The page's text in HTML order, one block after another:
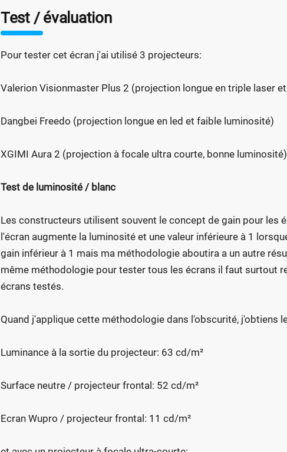
Test / évaluation
Pour tester cet écran j'ai utilisé 3 projecteurs:
Valerion Visionmaster Plus 2 (projection longue en triple laser
Dangbei Freedo (projection longue en led et faible luminosité)
XGIMI Aura 2 (projection à focale ultra courte, bonne luminosité)
Test de luminosité / blanc
Les constructeurs utilisent souvent le concept de gain pour les
l'écran augmente la luminosité et une valeur inférieure à 1
gain inférieur à 1 mais ma méthodologie aboutira a un autre
même méthodologie pour tester tous les écrans il faut surtout
écrans testés.
Quand j'applique cette méthodologie dans l'obscurité, j'obtiens
Luminance à la sortie du projecteur: 63 cd/m²
Surface neutre / projecteur frontal: 52 cd/m²
Ecran Wupro / projecteur frontal: 11 cd/m²